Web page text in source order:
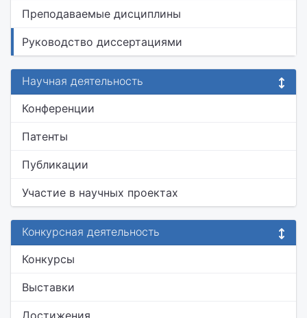
Преподаваемые дисциплины
Руководство диссертациями
Научная деятельность
Конференции
Патенты
Публикации
Участие в научных проектах
Конкурсная деятельность
Конкурсы
Выставки
Достижения